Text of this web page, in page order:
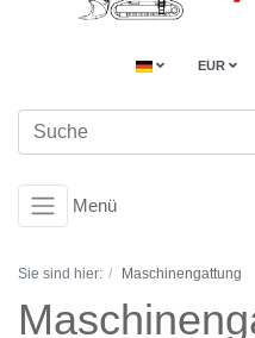
EUR
Menü
Sie sind hier: Maschinengattung